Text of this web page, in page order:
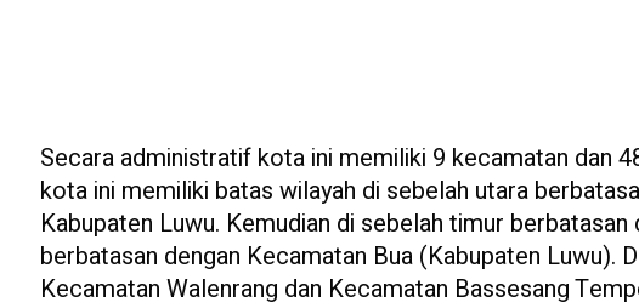
Secara administratif kota ini memiliki 9 kecamatan dan
kota ini memiliki batas wilayah di sebelah utara
Kabupaten Luwu. Kemudian di sebelah timur
berbatasan dengan Kecamatan Bua (Kabupaten Luwu).
Kecamatan Walenrang dan Kecamatan Bassesang